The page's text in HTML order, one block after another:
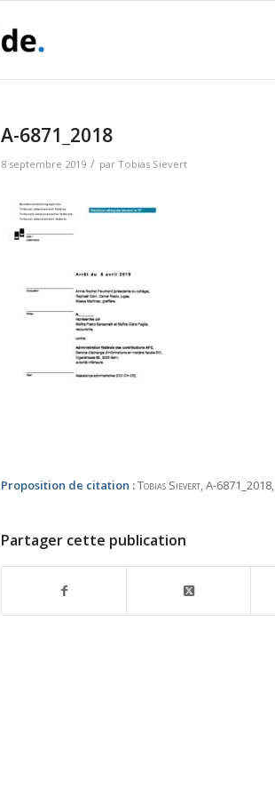
A-6871_2018
8 septembre 2019 / par Tobias Sievert
Proposition de citation :Tobias Sievert, A-6871_2018,
Partager cette publication